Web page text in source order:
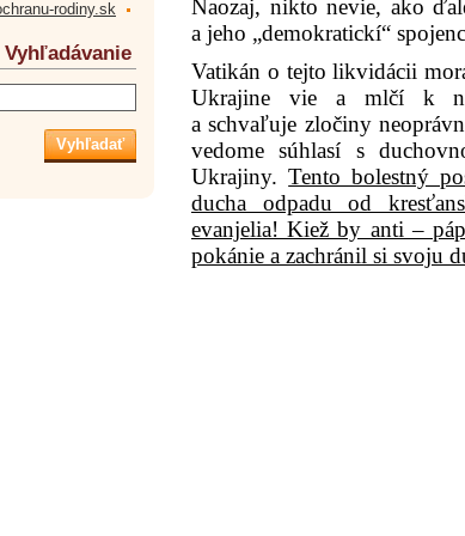
Naozaj, nikto nevie, ako
a jeho „demokratickí“
Vatikán o tejto likvidácii
Ukrajine vie a mlčí k
a schvaľuje zločiny
vedome súhlasí s
Ukrajiny.Tento bolestný
ducha odpadu od
evanjelia! Kiež by anti –
pokánie a zachránil si svoju
rodiny.sk
Vyhľadávanie